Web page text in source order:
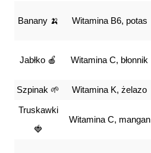
Banany 🍌 Witamina B6, potas
Jabłko 🍎 Witamina C, błonnik
Szpinak 🌱
Witamina K, żelazo
Truskawki
🍓
Witamina C, mangan